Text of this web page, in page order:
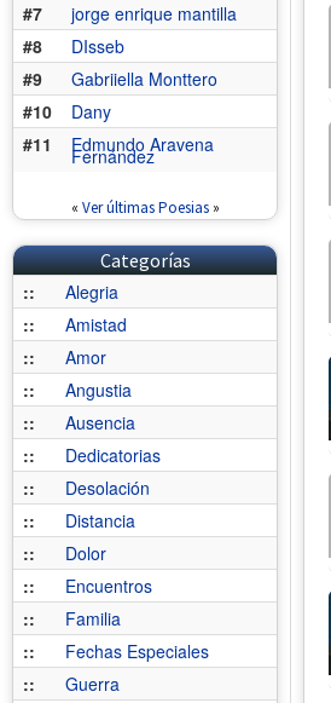
#7
jorge enrique mantilla
#8
DIsseb
#9
Gabriiella Monttero
#10
Dany
#11
Edmundo Aravena
Fernández
« Ver últimas Poesias»
Categorías
::
Alegria
::
Amistad
::
Amor
::
Angustia
::
Ausencia
::
Dedicatorias
::
Desolación
::
Distancia
::
Dolor
::
Encuentros
::
Familia
::
Fechas Especiales
::
Guerra